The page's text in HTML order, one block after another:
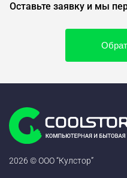
Оставьте заявку и мы
2026 © ООО “Кулстор”